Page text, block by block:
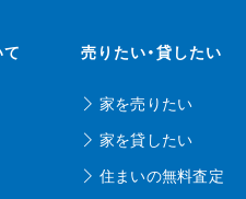
売りたい・貸したい
家を売りたい
家を貸したい
住まいの無料査定